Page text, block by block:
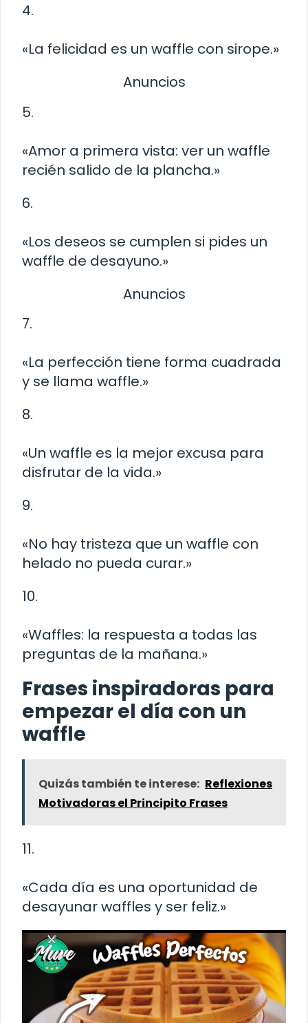
4.
«La felicidad es un waffle con sirope.»
Anuncios
5.
«Amor a primera vista: ver un waffle
recién salido de la plancha.»
6.
«Los deseos se cumplen si pides un
waffle de desayuno.»
Anuncios
7.
«La perfección tiene forma cuadrada
y se llama waffle.»
8.
«Un waffle es la mejor excusa para
disfrutar de la vida.»
9.
«No hay tristeza que un waffle con
helado no pueda curar.»
10.
«Waffles: la respuesta a todas las
preguntas de la mañana.»
Frases inspiradoras para
empezar el día con un
waffle
Quizás también te interese: Reflexiones
Motivadoras el Principito Frases
11.
«Cada día es una oportunidad de
desayunar waffles y ser feliz.»